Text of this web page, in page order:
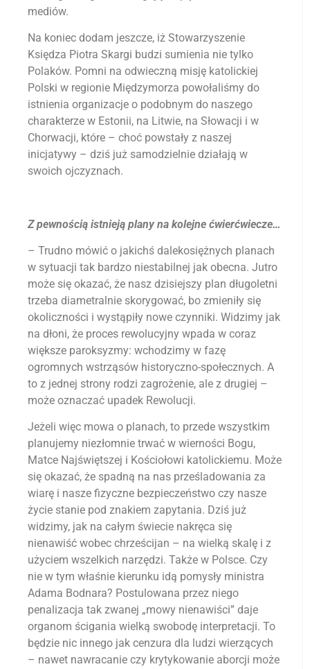
mediów.
Na koniec dodam jeszcze, iż Stowarzyszenie
Księdza Piotra Skargi budzi sumienia nie tylko
Polaków. Pomni na odwieczną misję katolickiej
Polski w regionie Międzymorza powołaliśmy do
istnienia organizacje o podobnym do naszego
charakterze w Estonii, na Litwie, na Słowacji i w
Chorwacji, które – choć powstały z naszej
inicjatywy – dziś już samodzielnie działają w
swoich ojczyznach.
Z pewnością istnieją plany na kolejne ćwierćwiecze…
– Trudno mówić o jakichś dalekosiężnych planach
w sytuacji tak bardzo niestabilnej jak obecna. Jutro
może się okazać, że nasz dzisiejszy plan długoletni
trzeba diametralnie skorygować, bo zmieniły się
okoliczności i wystąpiły nowe czynniki. Widzimy jak
na dłoni, że proces rewolucyjny wpada w coraz
większe paroksyzmy: wchodzimy w fazę
ogromnych wstrząsów historyczno-społecznych. A
to z jednej strony rodzi zagrożenie, ale z drugiej –
może oznaczać upadek Rewolucji.
Jeżeli więc mowa o planach, to przede wszystkim
planujemy niezłomnie trwać w wierności Bogu,
Matce Najświętszej i Kościołowi katolickiemu. Może
się okazać, że spadną na nas prześladowania za
wiarę i nasze fizyczne bezpieczeństwo czy nasze
życie stanie pod znakiem zapytania. Dziś już
widzimy, jak na całym świecie nakręca się
nienawiść wobec chrześcijan – na wielką skalę i z
użyciem wszelkich narzędzi. Także w Polsce. Czy
nie w tym właśnie kierunku idą pomysły ministra
Adama Bodnara? Postulowana przez niego
penalizacja tak zwanej „mowy nienawiści” daje
organom ścigania wielką swobodę interpretacji. To
będzie nic innego jak cenzura dla ludzi wierzących
– nawet nawracanie czy krytykowanie aborcji może